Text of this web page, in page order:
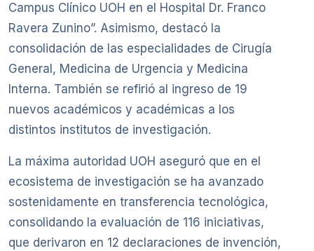
Campus Clínico UOH en el Hospital Dr. Franco
Ravera Zunino”. Asimismo, destacó la
consolidación de las especialidades de Cirugía
General, Medicina de Urgencia y Medicina
Interna. También se refirió al ingreso de 19
nuevos académicos y académicas a los
distintos institutos de investigación.
La máxima autoridad UOH aseguró que en el
ecosistema de investigación se ha avanzado
sostenidamente en transferencia tecnológica,
consolidando la evaluación de 116 iniciativas,
que derivaron en 12 declaraciones de invención,